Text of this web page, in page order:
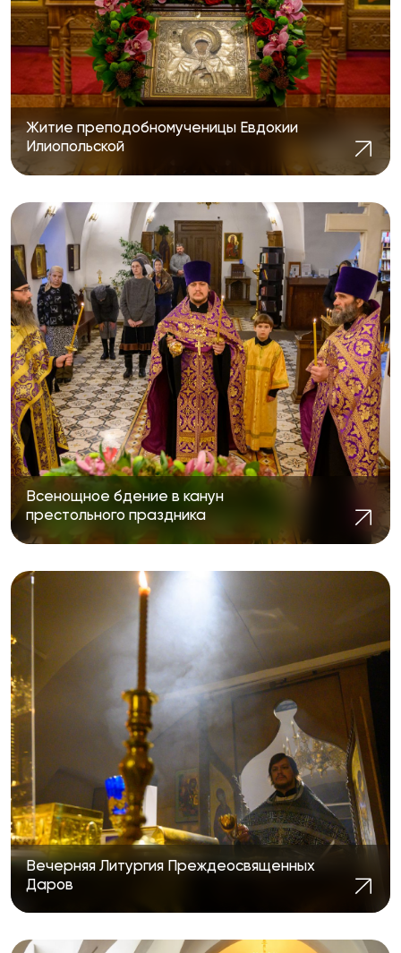
Житие преподобномученицы Евдокии
Илиопольской
Всенощное бдение в канун
престольного праздника
Вечерняя Литургия Преждеосвященных
Даров